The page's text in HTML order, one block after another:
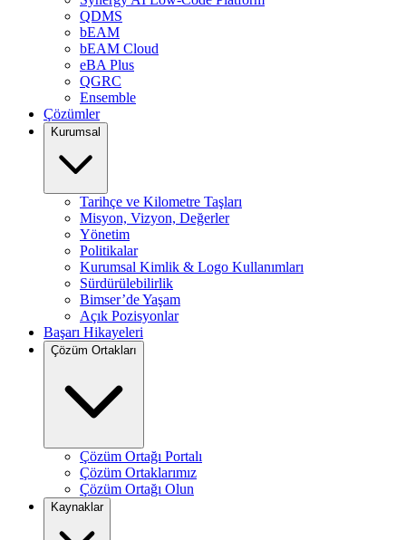
QDMS
bEAM
bEAM Cloud
eBA Plus
QGRC
Ensemble
Çözümler
Kurumsal
Tarihçe ve Kilometre Taşları
Misyon, Vizyon, Değerler
Yönetim
Politikalar
Kurumsal Kimlik & Logo Kullanımları
Sürdürülebilirlik
Bimser’de Yaşam
Açık Pozisyonlar
Başarı Hikayeleri
Çözüm Ortakları
Çözüm Ortağı Portalı
Çözüm Ortaklarımız
Çözüm Ortağı Olun
Kaynaklar